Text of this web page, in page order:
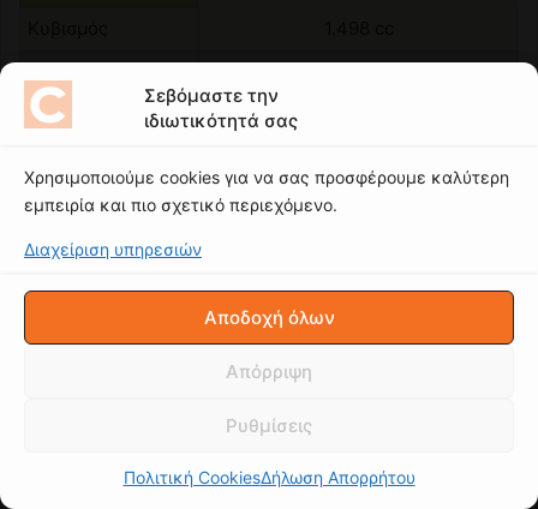
Σεβόμαστε την
ιδιωτικότητά σας
Χρησιμοποιούμε cookies για να σας προσφέρουμε καλύτερη
εμπειρία και πιο σχετικό περιεχόμενο.
Διαχείριση υπηρεσιών
Αποδοχή όλων
Απόρριψη
Ρυθμίσεις
Πολιτική CookiesΔήλωση Απορρήτου